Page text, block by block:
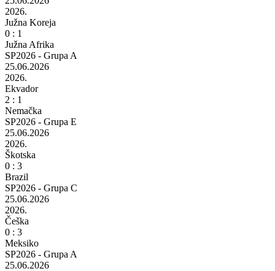
2026.
Južna Koreja
0 : 1
Južna Afrika
SP2026 - Grupa A
25.06.2026
2026.
Ekvador
2 : 1
Nemačka
SP2026 - Grupa E
25.06.2026
2026.
Škotska
0 : 3
Brazil
SP2026 - Grupa C
25.06.2026
2026.
Češka
0 : 3
Meksiko
SP2026 - Grupa A
25.06.2026